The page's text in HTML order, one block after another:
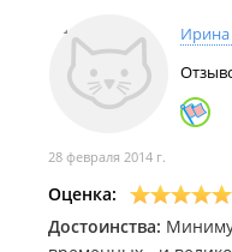
Ирина
28 февраля 2014 г.
Оценка:
Достоинства: